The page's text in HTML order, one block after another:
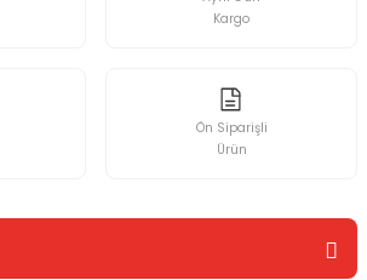
Kargo
Ön Siparişli
Ürün